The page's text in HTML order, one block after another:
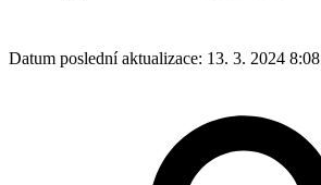
Datum poslední aktualizace: 13. 3. 2024 8:08